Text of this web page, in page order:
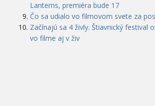
Lanterns, premiéra bude 17
Čo sa udialo vo filmovom svete za
Začínajú sa 4 živly. Štiavnický festival
vo filme aj v živ